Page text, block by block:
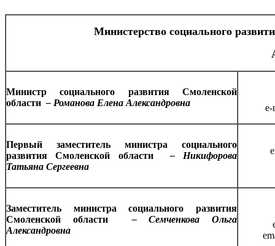
Министерство социального
Министр социального развития Смоленской
области– Романова Елена Александровна e-
Первый заместитель министра социального
развития Смоленской области– Никифорова
Татьяна Сергеевна
Заместитель министра социального развития
Смоленской области
–Семченкова Ольга
Александровна